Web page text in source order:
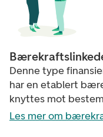
Denne type
har en etablert
knyttes mot
Les mer om